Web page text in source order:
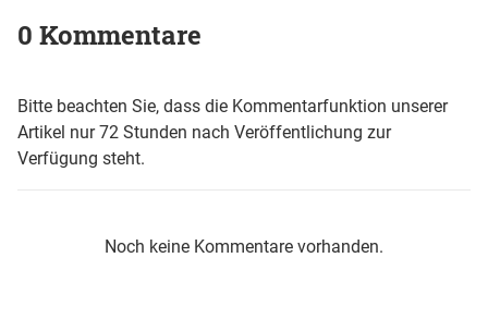
0 Kommentare
Bitte beachten Sie, dass die Kommentarfunktion unserer
Artikel nur 72 Stunden nach Veröffentlichung zur
Verfügung steht.
Noch keine Kommentare vorhanden.